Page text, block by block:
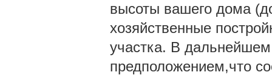
высоты вашего дома
хозяйственные
участка. В
предположением,что